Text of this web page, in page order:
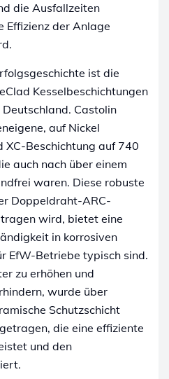
die Ausfallzeiten
Effizienz der Anlage
ist die
Kesselbeschichtungen
Castolin
auf Nickel
XC-Beschichtung auf 740
auch nach über einem
waren. Diese robuste
Doppeldraht-ARC-
wird, bietet eine
in korrosiven
EfW-Betriebe typisch sind.
zu erhöhen und
wurde über
Schutzschicht
die eine effiziente
und den